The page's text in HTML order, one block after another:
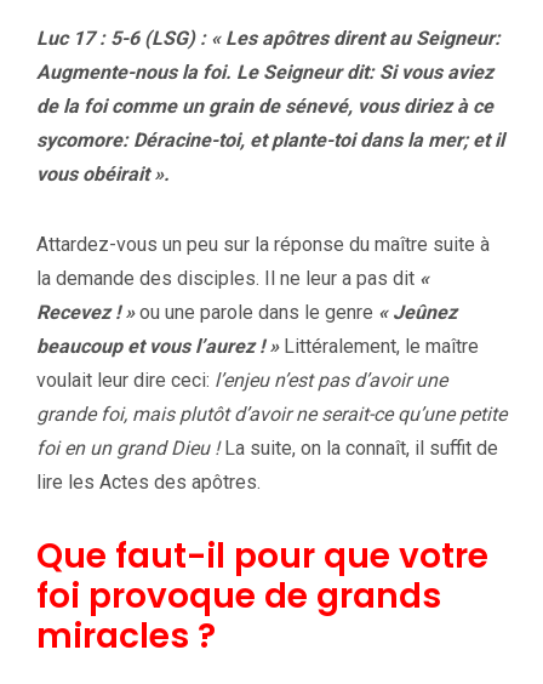
Luc 17 : 5-6 (LSG) : « Les apôtres dirent au Seigneur:
Augmente-nous la foi. Le Seigneur dit: Si vous aviez
de la foi comme un grain de sénevé, vous diriez à ce
sycomore: Déracine-toi, et plante-toi dans la mer; et il
vous obéirait ».
Attardez-vous un peu sur la réponse du maître suite à
la demande des disciples. Il ne leur a pas dit «
Recevez !»ou une parole dans le genre « Jeûnez
beaucoup et vous l’aurez ! » Littéralement, le maître
voulait leur dire ceci: l’enjeu n’est pas d’avoir une
grande foi, mais plutôt d’avoir ne serait-ce qu’une petite
foi en un grand Dieu !La suite, on la connaît, il suffit de
lire les Actes des apôtres.
Que faut-il pour que votre
foi provoque de grands
miracles ?